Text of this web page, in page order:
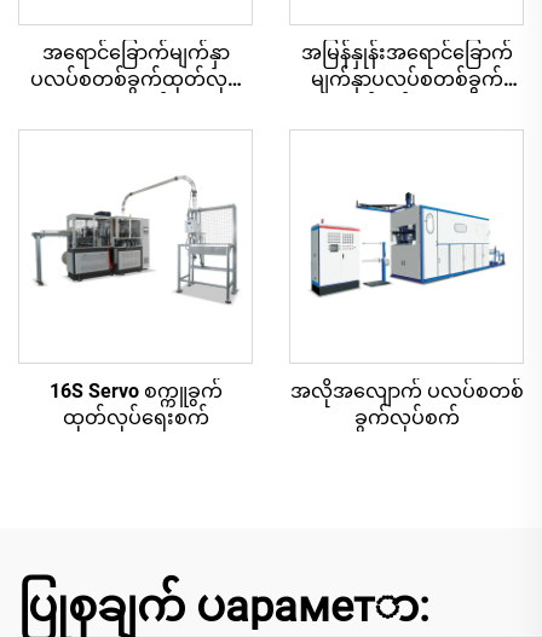
အရောင်ခြောက်မျက်နှာ
ပလပ်စတစ်ခွက်ထုတ်လုပ်
အမြန်နှုန်းအရောင်ခြောက်
မျက်နှာပလပ်စတစ်ခွက်
16S Servo စက္ကူခွက်
ထုတ်လုပ်ရေးစက်
အလိုအလျောက် ပလပ်စတစ်
ခွက်လုပ်စက်
ပြုစုချက် ပараметာ: